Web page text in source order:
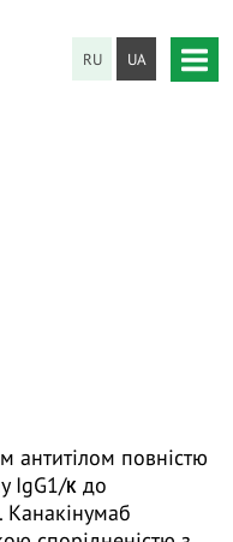
RU UA
антитілом повністю
IgG1/κ до
Канакінумаб